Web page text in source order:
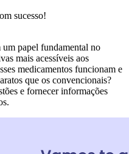
sucesso!
um papel fundamental no
mais acessíveis aos
medicamentos funcionam e
que os convencionais?
e fornecer informações